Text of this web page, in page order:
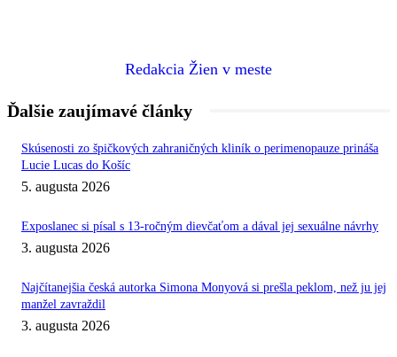
Redakcia Žien v meste
Ďalšie zaujímavé články
Skúsenosti zo špičkových zahraničných kliník o perimenopauze prináša
Lucie Lucas do Košíc
5. augusta 2026
Exposlanec si písal s 13-ročným dievčaťom a dával jej sexuálne návrhy
3. augusta 2026
Najčítanejšia česká autorka Simona Monyová si prešla peklom, než ju jej
manžel zavraždil
3. augusta 2026